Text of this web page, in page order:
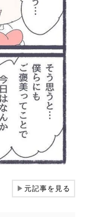
▶元記事を見る